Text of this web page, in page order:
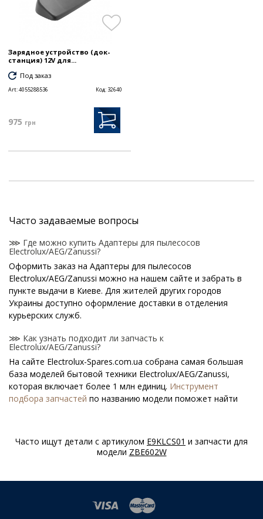
Зарядное устройство (док-
станция) 12V для...
Под заказ
Art:4055288536 Код: 32640
975 грн
Часто задаваемые вопросы
⋙ Где можно купить Адаптеры для пылесосов
Electrolux/AEG/Zanussi?
Оформить заказ на Адаптеры для пылесосов
Electrolux/AEG/Zanussi можно на нашем сайте и забрать в
пункте выдачи в Киеве. Для жителей других городов
Украины доступно оформление доставки в отделения
курьерских служб.
⋙ Как узнать подходит ли запчасть к
Electrolux/AEG/Zanussi?
На сайте Electrolux-Spares.com.ua собрана самая большая
база моделей бытовой техники Electrolux/AEG/Zanussi,
которая включает более 1 млн единиц. Инструмент
подбора запчастей по названию модели поможет найти
Специальная наклейка производителя с названием модели
⋙ Сколько стоит Адаптеры для пылесосов
Electrolux/AEG/Zanussi?
Часто ищут детали с артикулом E9KLCS01 и запчасти для
модели ZBE602W